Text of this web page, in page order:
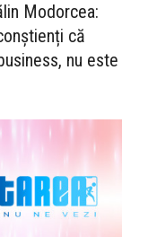
Modorcea:
că
nu este